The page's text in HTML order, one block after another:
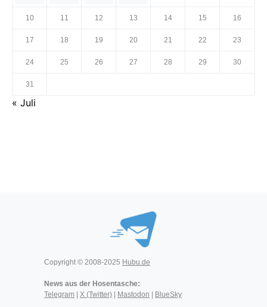
10 11 12 13 14 15 16
17 18 19 20 21 22 23
24 25 26 27 28 29 30
31
« Juli
Copyright © 2008-2025 Hubu.de
News aus der Hosentasche:
Telegram
X (Twitter) Mastodon BlueSky